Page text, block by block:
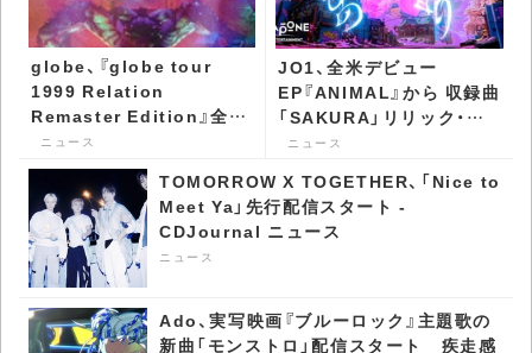
globe、『globe tour
1999 Relation
Remaster Edition』全編
を公開 - CDJournal ニュ
ース
ニュース
JO1、全米デビュー
EP『ANIMAL』から 収録曲
「SAKURA」リリック・ビ
デオ公開 - CDJournal ニ
ニュース
TOMORROW X TOGETHER、「Nice to
Meet Ya」先行配信スタート -
CDJournal ニュース
ニュース
Ado、実写映画『ブルーロック』主題歌の
新曲「モンストロ」配信スタート 疾走感